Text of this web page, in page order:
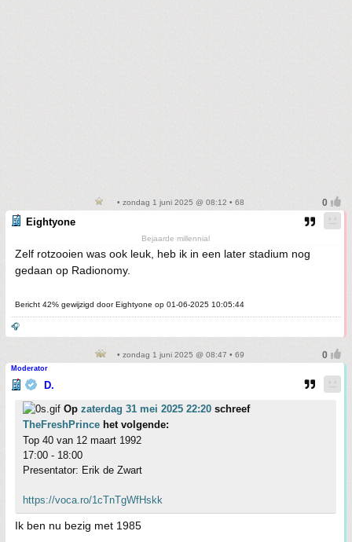
• zondag 1 juni 2025 @ 08:12 • 68
Eightyone
Bejaarde millennial
Zelf rotzooien was ook leuk, heb ik in een later stadium nog
gedaan op Radionomy.
Bericht 42% gewijzigd door Eightyone op 01-06-2025 10:05:44
🎧
• zondag 1 juni 2025 @ 08:47 • 69
Moderator
D.
Op zaterdag 31 mei 2025 22:20 schreef
TheFreshPrince het volgende:
Top 40 van 12 maart 1992
17:00 - 18:00
Presentator: Erik de Zwart
https://voca.ro/1cTnTgWfHskk
Ik ben nu bezig met 1985